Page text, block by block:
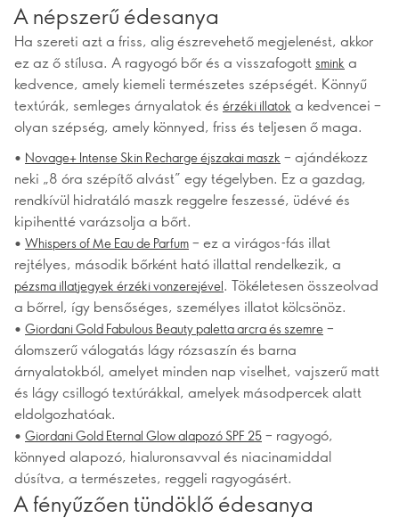
A népszerű édesanya
Ha szereti azt a friss, alig észrevehető megjelenést, akkor
ez az ő stílusa. A ragyogó bőr és a visszafogott smink a
kedvence, amely kiemeli természetes szépségét. Könnyű
textúrák, semleges árnyalatok és érzéki illatok a kedvencei –
olyan szépség, amely könnyed, friss és teljesen ő maga.
• Novage+ Intense Skin Recharge éjszakai maszk – ajándékozz
neki „8 óra szépítő alvást” egy tégelyben. Ez a gazdag,
rendkívül hidratáló maszk reggelre feszessé, üdévé és
kipihentté varázsolja a bőrt.
• Whispers of Me Eau de Parfum – ez a virágos-fás illat
rejtélyes, második bőrként ható illattal rendelkezik, a
pézsma illatjegyek érzéki vonzerejével. Tökéletesen összeolvad
a bőrrel, így bensőséges, személyes illatot kölcsönöz.
• Giordani Gold Fabulous Beauty paletta arcra és szemre –
álomszerű válogatás lágy rózsaszín és barna
árnyalatokból, amelyet minden nap viselhet, vajszerű matt
és lágy csillogó textúrákkal, amelyek másodpercek alatt
eldolgozhatóak.
• Giordani Gold Eternal Glow alapozó SPF 25 – ragyogó,
könnyed alapozó, hialuronsavval és niacinamiddal
dúsítva, a természetes, reggeli ragyogásért.
A fényűzően tündöklő édesanya